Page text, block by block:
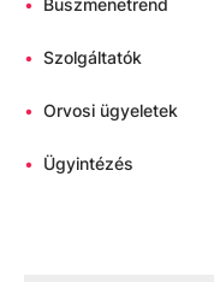
• Szolgáltatók
• Orvosi ügyeletek
• Ügyintézés